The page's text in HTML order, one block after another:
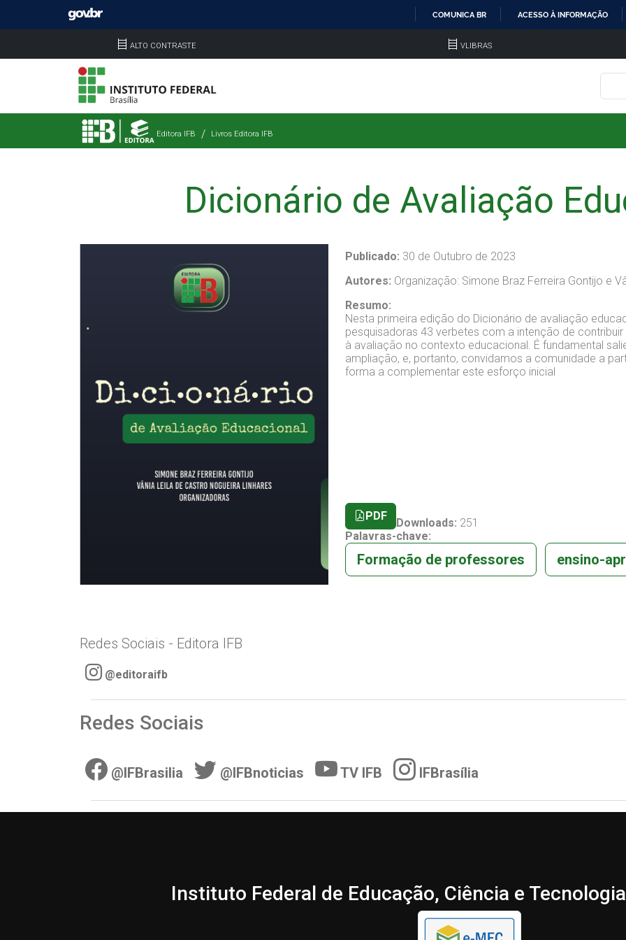
COMUNICA BR ACESSO À INFORMAÇÃO
ALTO CONTRASTE VLIBRAS
Editora IFB Livros Editora IFB
Dicionário de Avaliação
Publicado: 30 de Outubro de 2023
Autores: Organização: Simone Braz Ferreira Gontijo e
Resumo:
Nesta primeira edição do Dicionário de avaliação
pesquisadoras 43 verbetes com a intenção de
à avaliação no contexto educacional. É fundamental
ampliação, e, portanto, convidamos a comunidade a
forma a complementar este esforço inicial
PDF
Downloads: 251
Palavras-chave:
Formação de professores ensino-
Redes Sociais - Editora IFB
@editoraifb
Redes Sociais
@IFBrasilia @IFBnoticias TV IFB IFBrasília
Instituto Federal de Educação, Ciência e